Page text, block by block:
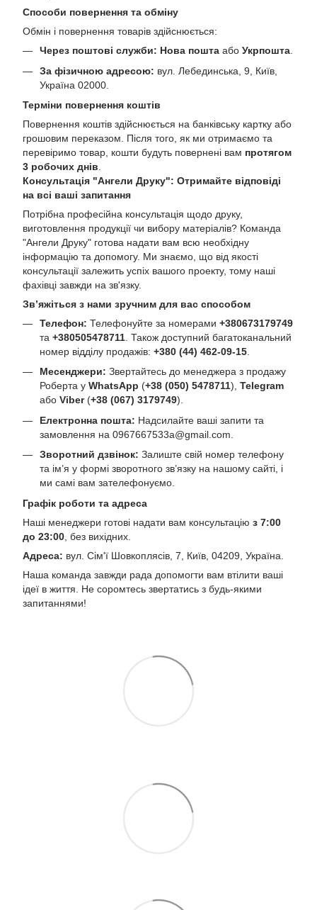
Способи повернення та обміну
Обмін і повернення товарів здійснюється:
Через поштові служби: Нова пошта або Укрпошта.
За фізичною адресою: вул. Лебединська, 9, Київ,
Україна 02000.
Терміни повернення коштів
Повернення коштів здійснюється на банківську картку або
грошовим переказом. Після того, як ми отримаємо та
перевіримо товар, кошти будуть повернені вам протягом
3 робочих днів
Консультація "Ангели Друку": Отримайте відповіді
на всі ваші запитання
Потрібна професійна консультація щодо друку,
виготовлення продукції чи вибору матеріалів? Команда
"Ангели Друку" готова надати вам всю необхідну
інформацію та допомогу. Ми знаємо, що від якості
консультації залежить успіх вашого проекту, тому наші
фахівці завжди на зв'язку.
Зв’яжіться з нами зручним для вас способом
Телефон: Телефонуйте за номерами +380673179749
та +380505478711 . Також доступний багатоканальний
номер відділу продажів: +380 (44) 462-09-15
Месенджери: Звертайтесь до менеджера з продажу
Роберта у WhatsApp (+38 (050) 5478711), Telegram
або Viber(+38 (067) 3179749).
Електронна пошта: Надсилайте ваші запити та
замовлення на 0967667533a@gmail.com
Зворотний дзвінок: Залиште свій номер телефону
та ім’я у формі зворотного зв’язку на нашому сайті, і
ми самі вам зателефонуємо.
Графік роботи та адреса
Наші менеджери готові надати вам консультацію з 7:00
до 23:00 , без вихідних.
Адреса: вул. Сім'ї Шовкоплясів, 7, Київ, 04209, Україна.
Наша команда завжди рада допомогти вам втілити ваші
ідеї в життя. Не соромтесь звертатись з будь-якими
запитаннями!